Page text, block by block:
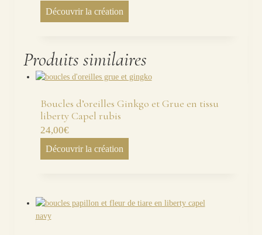
Découvrir la création
Produits similaires
Boucles d’oreilles Ginkgo et Grue en tissu
liberty Capel rubis
24,00€
Découvrir la création